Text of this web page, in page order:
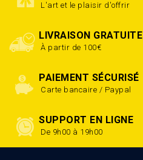
L'art et le plaisir d'offrir
LIVRAISON GRATUITE
À partir de 100€
PAIEMENT SÉCURISÉ
Carte bancaire / Paypal
SUPPORT EN LIGNE
De 9h00 à 19h00